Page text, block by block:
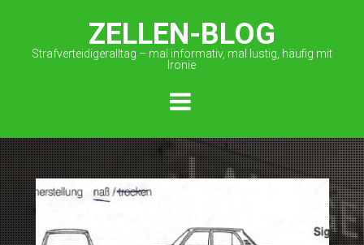
ZELLEN-BLOG
Strafverteidigeralltag – mal informativ, mal lustig, häufig mit
Ironie